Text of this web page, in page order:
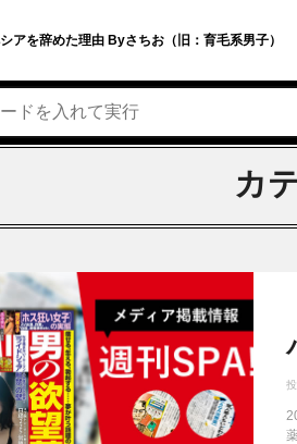
アを辞めた理由 Byさちお（旧：育毛系男子）
カ